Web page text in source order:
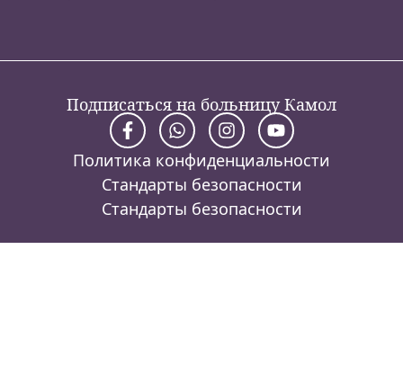
Подписаться на больницу Камол
Политика конфиденциальности
Стандарты безопасности
Стандарты безопасности